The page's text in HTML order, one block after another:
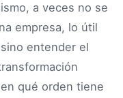
a veces no se
empresa, lo útil
entender el
qué orden tiene